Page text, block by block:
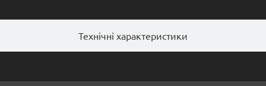
Технічні характеристики